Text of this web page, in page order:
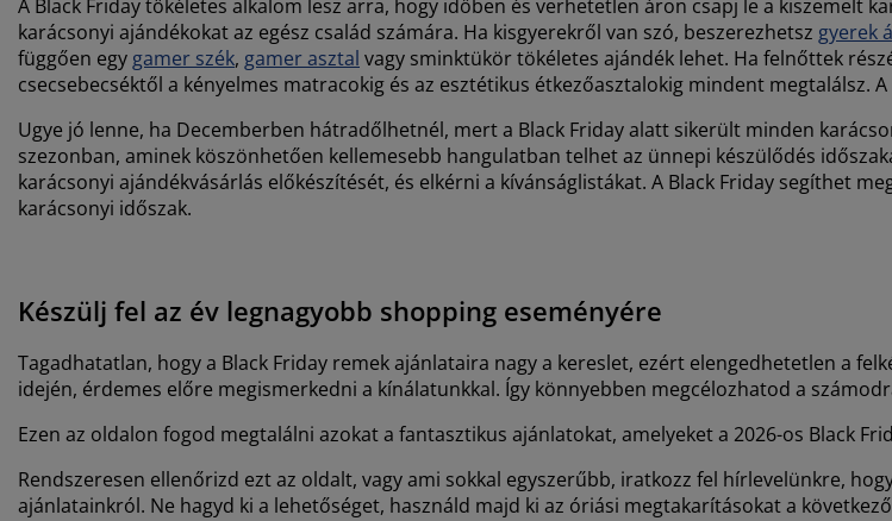
A Black Friday tökéletes alkalom lesz arra, hogy időben és verhetetlen áron csapj le a kiszemelt
karácsonyi ajándékokat az egész család számára. Ha kisgyerekről van szó, beszerezhetsz gyerek
függően egy gamer szék, gamer asztal vagy sminktükör tökéletes ajándék lehet. Ha felnőttek
csecsebecséktől a kényelmes matracokig és az esztétikus étkezőasztalokig mindent megtalálsz.
Ugye jó lenne, ha Decemberben hátradőlhetnél, mert a Black Friday alatt sikerült minden
szezonban, aminek köszönhetően kellemesebb hangulatban telhet az ünnepi készülődés
karácsonyi ajándékvásárlás előkészítését, és elkérni a kívánságlistákat. A Black Friday segíthet
karácsonyi időszak.
Készülj fel az év legnagyobb shopping eseményére
Tagadhatatlan, hogy a Black Friday remek ajánlataira nagy a kereslet, ezért elengedhetetlen a
idején, érdemes előre megismerkedni a kínálatunkkal. Így könnyebben megcélozhatod a
Ezen az oldalon fogod megtalálni azokat a fantasztikus ajánlatokat, amelyeket a 2026-os Black
Rendszeresen ellenőrizd ezt az oldalt, vagy ami sokkal egyszerűbb, iratkozz fel hírlevelünkre,
ajánlatainkról. Ne hagyd ki a lehetőséget, használd majd ki az óriási megtakarításokat a